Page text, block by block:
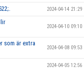
2024-04-14 21:29
2024-04-10 09:10
som är extra
2024-04-08 09:53
2024-04-05 12:56